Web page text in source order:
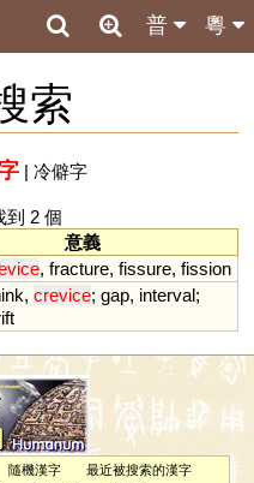
粵
普
索
| 冷僻字
到 2 個
意義
, fracture, fissure, fission
, crevice; gap, interval;
隨機漢字
最近被搜索的漢字